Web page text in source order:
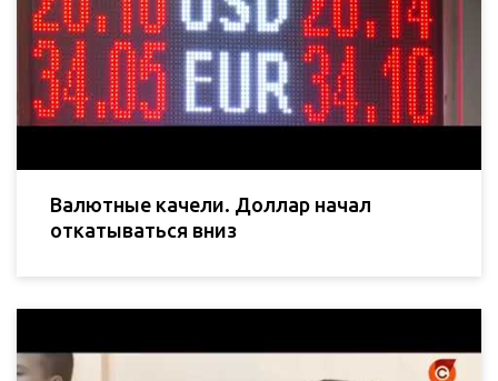
Валютные качели. Доллар начал
откатываться вниз